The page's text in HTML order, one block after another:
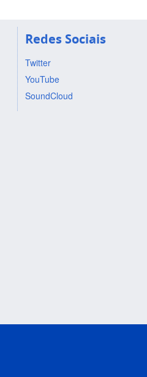
Redes Sociais
Twitter
YouTube
SoundCloud